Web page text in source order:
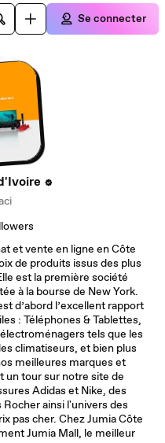
Se connecter
et vente en ligne en Côte
de produits issus des plus
est la première société
à la bourse de New York.
d’abord l’excellent rapport
: Téléphones & Tablettes,
tels que les
climatiseurs, et bien plus
meilleures marques et
un tour sur notre site de
Adidas et Nike, des
ainsi l'univers des
pas cher. Chez Jumia Côte
Jumia Mall, le meilleur